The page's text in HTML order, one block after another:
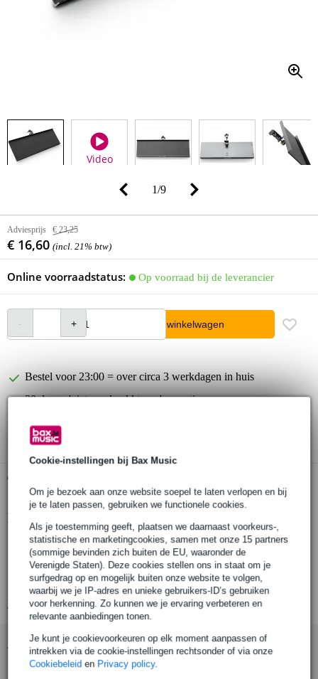
Cookie-instellingen bij Bax Music
Om je bezoek aan onze website soepel te laten verlopen en bij
je te laten passen, gebruiken we functionele cookies.
Als je toestemming geeft, plaatsen we daarnaast voorkeurs-,
statistische en marketingcookies, samen met onze 15 partners
(sommige bevinden zich buiten de EU, waaronder de
Verenigde Staten). Deze cookies stellen ons in staat om je
surfgedrag op en mogelijk buiten onze website te volgen,
waarbij we je IP-adres en unieke gebruikers-ID’s gebruiken
voor herkenning. Zo kunnen we je ervaring verbeteren en
relevante aanbiedingen tonen.
Je kunt je cookievoorkeuren op elk moment aanpassen of
intrekken via de cookie-instellingen rechtsonder of via onze
Cookiebeleid en Privacy policy.
Video
1/9
Adviesprijs € 23,25
€ 16,60 (incl. 21% btw)
Online voorraadstatus: Op voorraad bij de leverancier
In winkelwagen
Bestel voor 23:00 = over circa 3 werkdagen in huis
30 dagen 'niet goed geld terug' garantie
Productinformatie
Gravity MA TRAY 2
statiefplateau
ideaal voor accessoires
Bekijk alle productspecificaties
Accessoires (4)